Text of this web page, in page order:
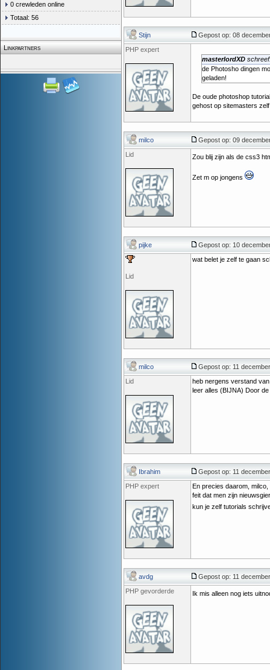
0 crewleden online
Totaal: 56
Linkpartners
Stijn
Gepost op: 08
PHP expert
masterlordXD
de Photosho dingen
geladen!
De oude photoshop
gehost op sitemasters
milco
Gepost op: 09
Lid
Zou blij zijn als de css3
Zet m op jongens
pijke Gepost op: 10
Lid
wat belet je zelf te gaan
milco
Gepost op: 11
Lid
heb nergens verstand van
leer alles (BIJNA) Door
Ibrahim
Gepost op: 11
PHP expert
En precies daarom,
feit dat men zijn
kun je zelf tutorials
avdg
Gepost op: 11
PHP gevorderde
Ik mis alleen nog iets